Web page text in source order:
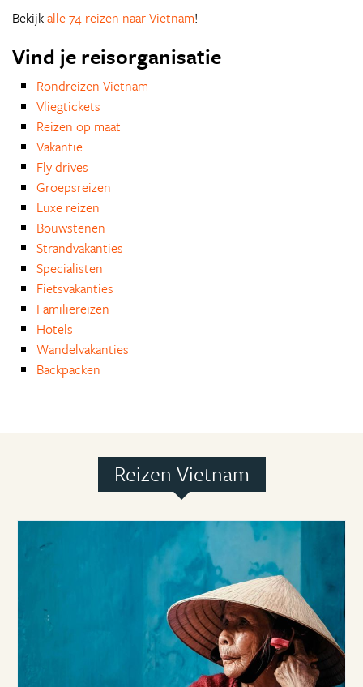
Bekijkalle 74 reizen naar Vietnam!
Vind je reisorganisatie
Rondreizen Vietnam
Vliegtickets
Reizen op maat
Vakantie
Fly drives
Groepsreizen
Luxe reizen
Bouwstenen
Strandvakanties
Specialisten
Fietsvakanties
Familiereizen
Hotels
Wandelvakanties
Backpacken
Reizen Vietnam